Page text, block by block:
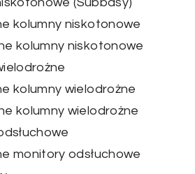
kolumny niskotonowe
kolumny niskotonowe
kolumny wielodrożne
kolumny wielodrożne
monitory odsłuchowe